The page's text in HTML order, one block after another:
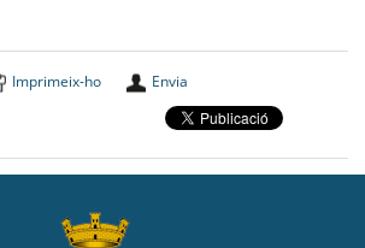
Imprimeix-ho Envia